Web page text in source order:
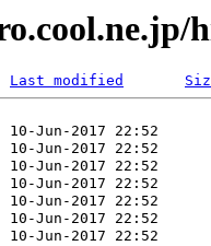
Last modified